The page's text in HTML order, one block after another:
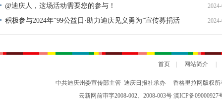
@迪庆人，这场活动需要您的参与！
积极参与2024年“99公益日·助力迪庆见义勇为”宣传募捐活
动倡议书